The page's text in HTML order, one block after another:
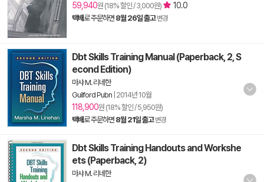
59,940원 (18% 할인 / 3,000원) 10.0
택배로 주문하면 8월 26일 출고 변경
Dbt Skills Training Manual (Paperback, 2, S
econd Edition)
마샤 M. 리네한
Guilford Pubn 2014년 10월
118,900원 (18% 할인 / 5,950원)
택배로 주문하면 8월 21일 출고 변경
Dbt Skills Training Handouts and Workshe
ets (Paperback, 2)
마샤 M. 리네한